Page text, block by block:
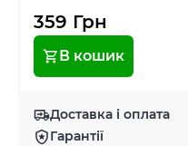
359 Грн
В кошик
Доставка і оплата
Гарантії